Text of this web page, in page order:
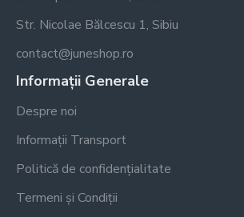
Str. Nicolae Bălcescu 1, Sibiu
contact@juneshop.ro
Informații Generale
Despre noi
Informații Transport
Politică de confidențialitate
Termeni și Condiții